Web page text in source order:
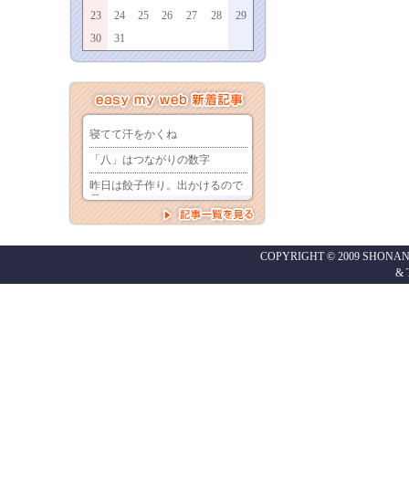
23
24 25 26 27 28
29
30
31
COPYRIGHT © 2009
&